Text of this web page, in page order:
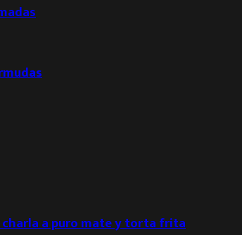
charla a puro mate y torta frita